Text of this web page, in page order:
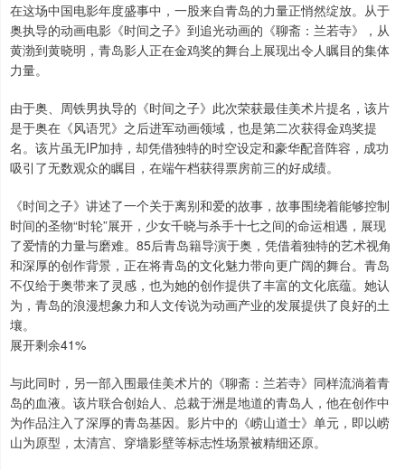
在这场中国电影年度盛事中，一股来自青岛的力量正悄然绽放。从于
奥执导的动画电影《时间之子》到追光动画的《聊斋：兰若寺》，从
黄渤到黄晓明，青岛影人正在金鸡奖的舞台上展现出令人瞩目的集体
力量。
由于奥、周铁男执导的《时间之子》此次荣获最佳美术片提名，该片
是于奥在《风语咒》之后进军动画领域，也是第二次获得金鸡奖提
名。该片虽无IP加持，却凭借独特的时空设定和豪华配音阵容，成功
吸引了无数观众的瞩目，在端午档获得票房前三的好成绩。
《时间之子》讲述了一个关于离别和爱的故事，故事围绕着能够控制
时间的圣物“时轮”展开，少女千晓与杀手十七之间的命运相遇，展现
了爱情的力量与磨难。85后青岛籍导演于奥，凭借着独特的艺术视角
和深厚的创作背景，正在将青岛的文化魅力带向更广阔的舞台。青岛
不仅给于奥带来了灵感，也为她的创作提供了丰富的文化底蕴。她认
为，青岛的浪漫想象力和人文传说为动画产业的发展提供了良好的土
壤。
展开剩余41%
与此同时，另一部入围最佳美术片的《聊斋：兰若寺》同样流淌着青
岛的血液。该片联合创始人、总裁于洲是地道的青岛人，他在创作中
为作品注入了深厚的青岛基因。影片中的《崂山道士》单元，即以崂
山为原型，太清宫、穿墙影壁等标志性场景被精细还原。